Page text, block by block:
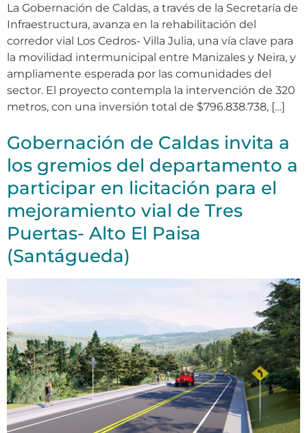
La Gobernación de Caldas, a través de la Secretaría de
Infraestructura, avanza en la rehabilitación del
corredor vial Los Cedros- Villa Julia, una vía clave para
la movilidad intermunicipal entre Manizales y Neira, y
ampliamente esperada por las comunidades del
sector. El proyecto contempla la intervención de 320
metros, con una inversión total de $796.838.738, […]
Gobernación de Caldas invita a
los gremios del departamento a
participar en licitación para el
mejoramiento vial de Tres
Puertas- Alto El Paisa
(Santágueda)